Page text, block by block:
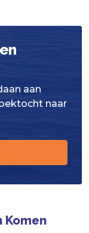
aan
naar
Komen